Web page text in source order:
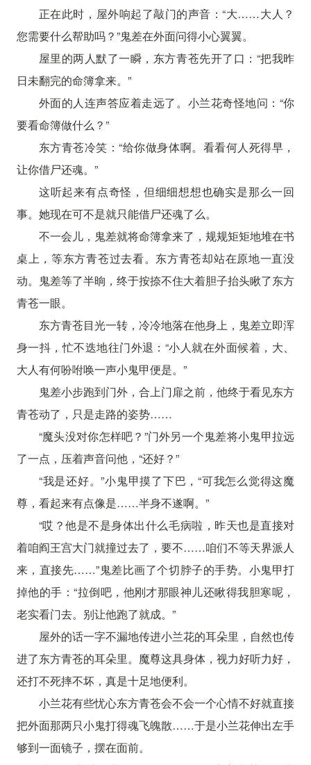
正在此时，屋外响起了敲门的声音：“大……大人？
您需要什么帮助吗？”鬼差在外面问得小心翼翼。
屋里的两人默了一瞬，东方青苍先开了口：“把我昨
日未翻完的命簿拿来。”
外面的人连声答应着走远了。小兰花奇怪地问：“你
要看命簿做什么？”
东方青苍冷笑：“给你做身体啊。看看何人死得早，
让你借尸还魂。”
这听起来有点奇怪，但细细想想也确实是那么一回
事。她现在可不是就只能借尸还魂了么。
不一会儿，鬼差就将命簿拿来了，规规矩矩地堆在书
桌上，等东方青苍过去看。东方青苍却站在原地一直没
动。鬼差等了半晌，终于按捺不住大着胆子抬头瞅了东方
青苍一眼。
东方青苍目光一转，冷冷地落在他身上，鬼差立即浑
身一抖，忙不迭地往门外退：“小人就在外面候着，大、
大人有何吩咐唤一声小鬼甲便是。”
鬼差小步跑到门外，合上门扉之前，他终于看见东方
青苍动了，只是走路的姿势……
“魔头没对你怎样吧？”门外另一个鬼差将小鬼甲拉远
了一点，压着声音问他，“还好？”
“我是还好。”小鬼甲摸了下巴，“可我怎么觉得这魔
尊，看起来有点像是……半身不遂啊。”
“哎？他是不是身体出什么毛病啦，昨天也是直接对
着咱阎王宫大门就撞过去了，要不……咱们不等天界派人
来，直接先……”鬼差比画了个切脖子的手势。小鬼甲打
掉他的手：“拉倒吧，他刚才那眼神儿还瞅得我胆寒呢，
老实看门去。别让他跑了就成。”
屋外的话一字不漏地传进小兰花的耳朵里，自然也传
进了东方青苍的耳朵里。魔尊这具身体，视力好听力好，
还打不死摔不坏，真是十足地便利。
小兰花有些忧心东方青苍会不会一个心情不好就直接
把外面那两只小鬼打得魂飞魄散……于是小兰花伸出左手
够到一面镜子，摆在面前。